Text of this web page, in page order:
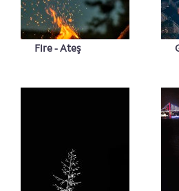
Fire - Ateş